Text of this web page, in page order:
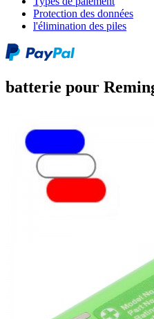
Protection des données
l'élimination des piles
batterie pour